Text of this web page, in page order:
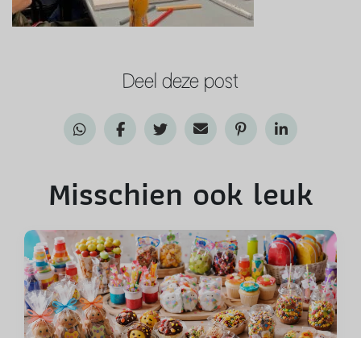
Deel deze post
Misschien ook leuk